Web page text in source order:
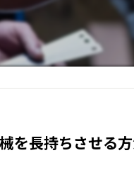
を長持ちさせる